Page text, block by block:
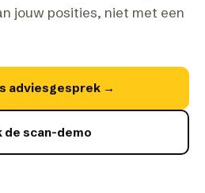
jouw posities, niet met een
adviesgesprek →
de scan-demo